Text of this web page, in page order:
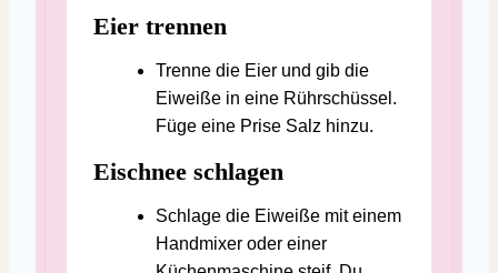
Eier trennen
Trenne die Eier und gib die
Eiweiße in eine Rührschüssel.
Füge eine Prise Salz hinzu.
Eischnee schlagen
Schlage die Eiweiße mit einem
Handmixer oder einer